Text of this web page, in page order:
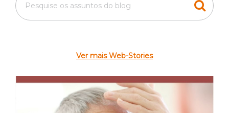
Ver mais Web-Stories